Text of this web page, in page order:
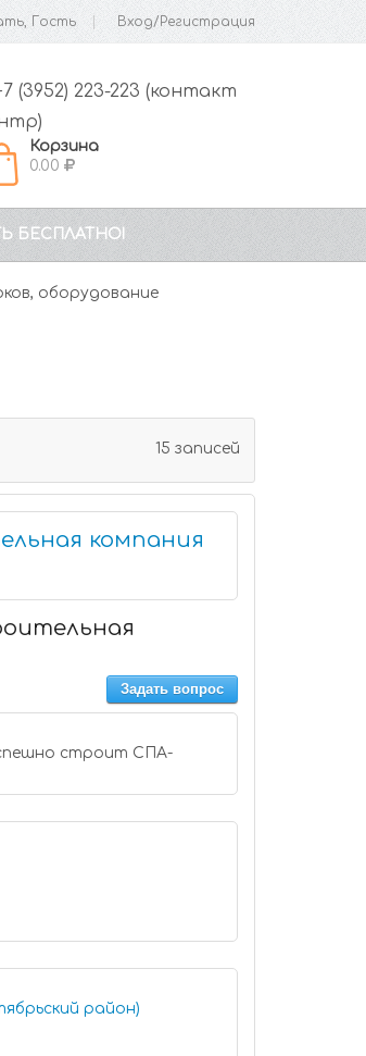
Гость Вход/Регистрация
(3952) 223-223 (контакт
Корзина
0.00
БЕСПЛАТНО!
оборудование
15 записей
компания
Задать вопрос
строит СПА-
район)